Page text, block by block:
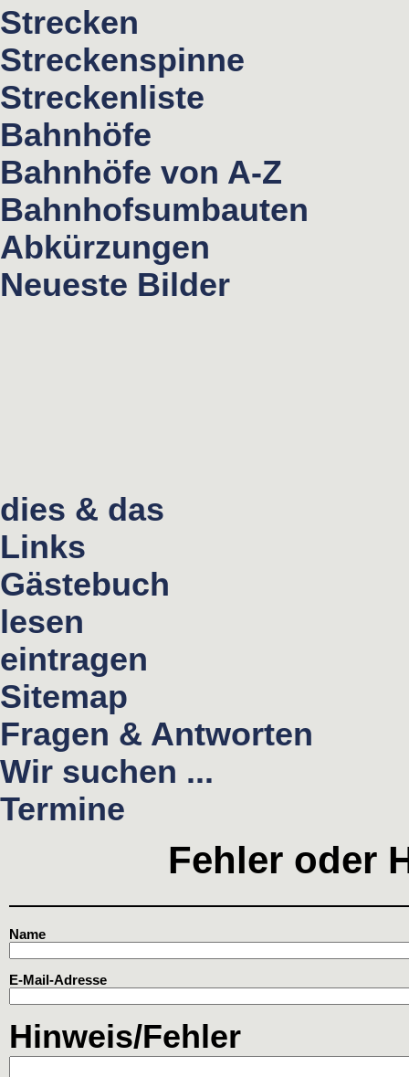
Strecken
Streckenspinne
Streckenliste
Bahnhöfe
Bahnhöfe von A-Z
Bahnhofsumbauten
Abkürzungen
Neueste Bilder
dies & das
Links
Gästebuch
lesen
eintragen
Sitemap
Fragen & Antworten
Wir suchen ...
Termine
Fehler oder
Name
E-Mail-Adresse
Hinweis/Fehler